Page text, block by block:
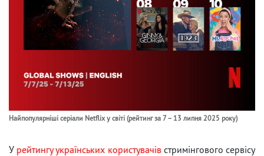
Найпопулярніші серіали Netflix у світі (рейтинг за 7 – 13 липня 2025 року)
У рейтингу українських користувачівстримінгового сервісу